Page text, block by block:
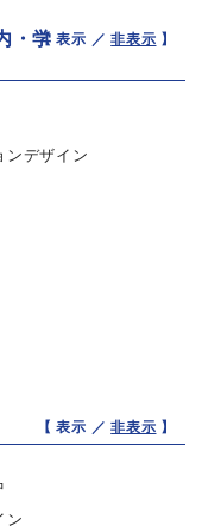
・学【 表示 ／非表示 】
ンデザイン
【 表示 ／非表示 】
ン